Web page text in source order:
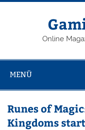
Zum
Online
MENÜ
Runes of
Kingdoms